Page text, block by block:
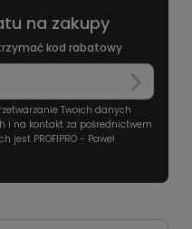
na zakupy
kod rabatowy
Twoich danych
i na kontakt za pośrednictwem
PROFIPRO - Paweł